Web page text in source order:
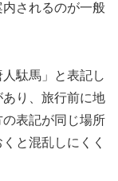
されるのが一般
駄馬」と表記し
り、旅行前に地
表記が同じ場所
と混乱しにくく